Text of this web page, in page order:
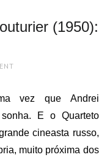
(1950):
vez que Andrei
E o Quarteto
cineasta russo,
muito próxima dos